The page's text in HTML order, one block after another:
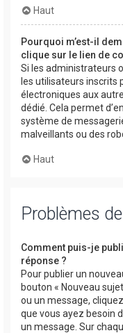
Haut
Pourquoi m’est-il
clique sur le lien de
Si les administrateurs
les utilisateurs inscrits
électroniques aux
dédié. Cela permet
système de
malveillants ou des
Haut
Problèmes
Comment puis-je
réponse ?
Pour publier un
bouton « Nouveau
ou un message,
que vous ayez besoin
un message. Sur